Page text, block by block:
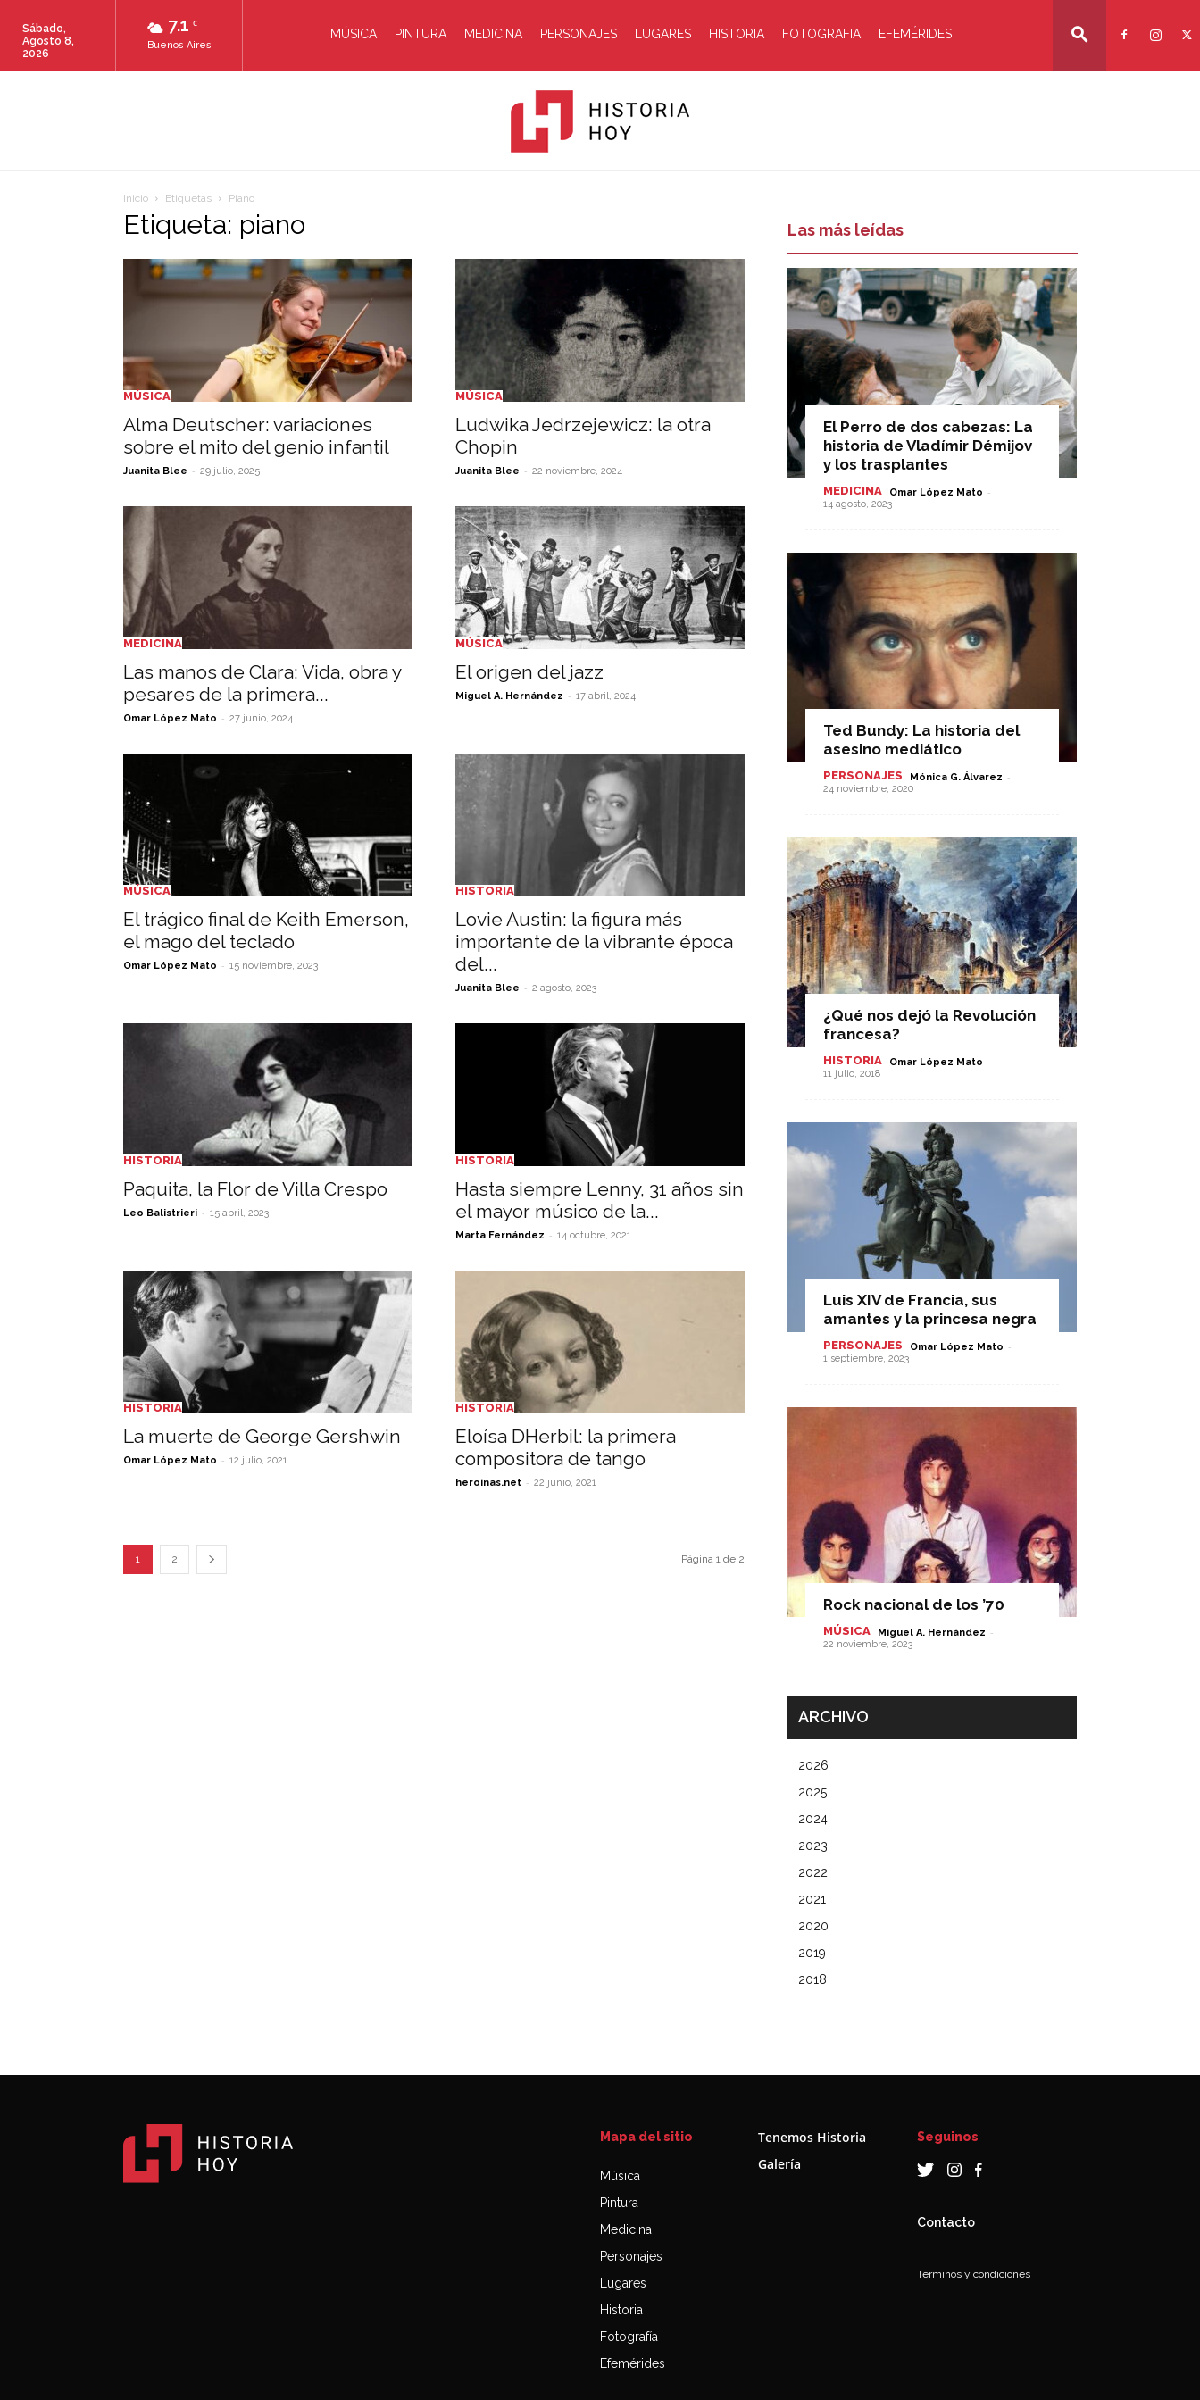
7.1 C
Buenos Aires
Sábado,
Agosto 8,
2026
MÚSICA PINTURA MEDICINA PERSONAJES LUGARES HISTORIA FOTOGRAFIA EFEMÉRIDES
Hoy
Inicio Etiquetas Piano
Etiqueta: piano
MÚSICA
Alma Deutscher: variaciones
sobre el mito del genio infantil
Juanita Blee - 29 julio, 2025
MÚSICA
Ludwika Jedrzejewicz: la otra
Chopin
Juanita Blee - 22 noviembre, 2024
MEDICINA
Las manos de Clara: Vida, obra y
pesares de la primera...
Omar López Mato - 27 junio, 2024
MÚSICA
El origen del jazz
Miguel A. Hernández - 17 abril, 2024
MÚSICA
El trágico final de Keith Emerson,
el mago del teclado
Omar López Mato - 15 noviembre, 2023
HISTORIA
Lovie Austin: la figura más
importante de la vibrante época
del...
Juanita Blee - 2 agosto, 2023
HISTORIA
Paquita, la Flor de Villa Crespo
Leo Balistrieri - 15 abril, 2023
HISTORIA
Hasta siempre Lenny, 31 años sin
el mayor músico de la...
Marta Fernández - 14 octubre, 2021
HISTORIA
La muerte de George Gershwin
Omar López Mato - 12 julio, 2021
HISTORIA
Eloísa DHerbil: la primera
compositora de tango
heroinas.net - 22 junio, 2021
1 2 Página 1 de 2
Las más leídas
El Perro de dos cabezas: La
historia de Vladímir Démijov
y los trasplantes
MEDICINA Omar López Mato -
14 agosto, 2023
Ted Bundy: La historia del
asesino mediático
PERSONAJES Mónica G. Álvarez -
24 noviembre, 2020
¿Qué nos dejó la Revolución
francesa?
HISTORIA Omar López Mato -
11 julio, 2018
Luis XIV de Francia, sus
amantes y la princesa negra
PERSONAJES Omar López Mato -
1 septiembre, 2023
Rock nacional de los ’70
MÚSICA Miguel A. Hernández -
22 noviembre, 2023
ARCHIVO
2026
2025
2024
2023
2022
2021
2020
2019
2018
Mapa del sitio
Música
Pintura
Medicina
Personajes
Lugares
Historia
Fotografía
Efemérides
Tenemos Historia
Galería
Seguinos
Contacto
Términos y condiciones